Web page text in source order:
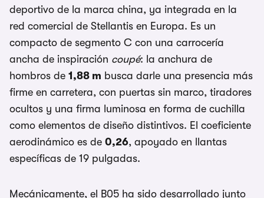
deportivo de la marca china, ya integrada en la
red comercial de Stellantis en Europa. Es un
compacto de segmento C con una carrocería
ancha de inspiración coupé: la anchura de
hombros de 1,88 m busca darle una presencia más
firme en carretera, con puertas sin marco, tiradores
ocultos y una firma luminosa en forma de cuchilla
como elementos de diseño distintivos. El coeficiente
aerodinámico es de 0,26, apoyado en llantas
específicas de 19 pulgadas.
Mecánicamente, el B05 ha sido desarrollado junto